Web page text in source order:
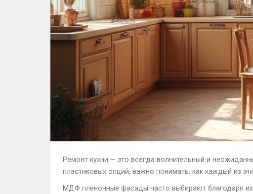
Ремонт кухни — это всегда волнительный и
пластиковых опций, важно понимать, как каждый из
МДФ пленочные фасады часто выбирают благодаря